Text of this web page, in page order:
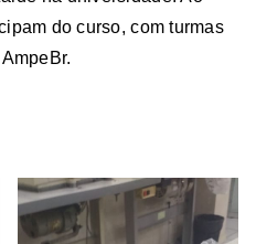
do curso, com turmas